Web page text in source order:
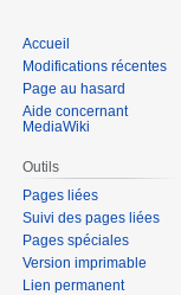
Accueil
Modifications récentes
Page au hasard
Aide concernant
MediaWiki
Outils
Pages liées
Suivi des pages liées
Pages spéciales
Version imprimable
Lien permanent